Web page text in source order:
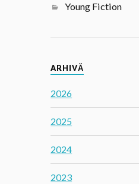
Young Fiction
ARHIVĂ
2026
2025
2024
2023